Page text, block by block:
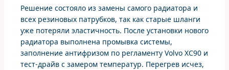
Решение состояло из замены самого радиатора и
всех резиновых патрубков, так как старые шланги
уже потеряли эластичность. После установки нового
радиатора выполнена промывка системы,
заполнение антифризом по регламенту Volvo XC90 и
тест-драйв с замером температур. Перегрев исчез,